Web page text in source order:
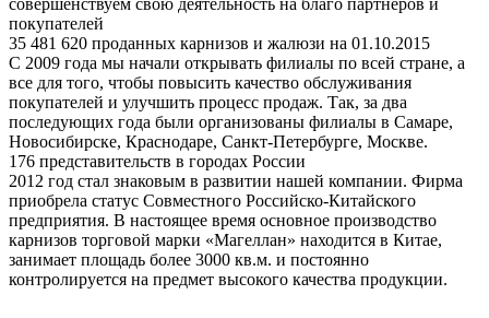
покупателей
35 481 620 проданных карнизов и жалюзи на 01.10.2015
С 2009 года мы начали открывать филиалы по всей стране, а
все для того, чтобы повысить качество обслуживания
покупателей и улучшить процесс продаж. Так, за два
последующих года были организованы филиалы в Самаре,
Новосибирске, Краснодаре, Санкт-Петербурге, Москве.
176 представительств в городах России
2012 год стал знаковым в развитии нашей компании. Фирма
приобрела статус Совместного Российско-Китайского
предприятия. В настоящее время основное производство
карнизов торговой марки «Магеллан» находится в Китае,
занимает площадь более 3000 кв.м. и постоянно
контролируется на предмет высокого качества продукции.